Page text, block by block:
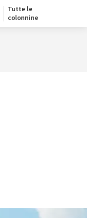
Tutte le
colonnine